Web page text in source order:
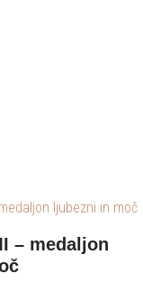
– medaljon